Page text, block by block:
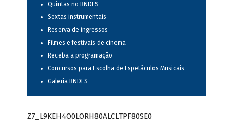
Quintas no BNDES
Sextas instrumentais
Reserva de ingressos
Filmes e festivais de cinema
Receba a programação
Concursos para Escolha de Espetáculos Musicais
Galeria BNDES
Z7_L9KEH4O0LORH80ALCLTPF80SE0